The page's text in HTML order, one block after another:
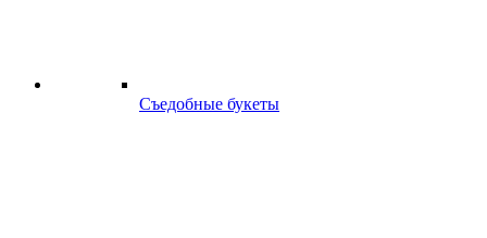
Съедобные букеты